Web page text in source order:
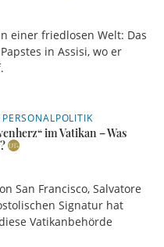
einer friedlosen Welt: Das
in Assisi, wo er
im Vatikan – Was
San Francisco, Salvatore
Signatur hat
Vatikanbehörde